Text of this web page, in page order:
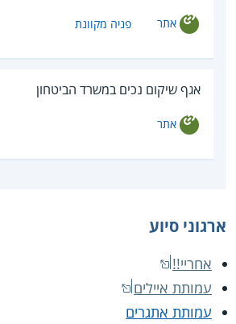
אתר פניה מקוונת
אגף שיקום נכים במשרד הביטחון
אתר
ארגוני סיוע
אחריי!!
עמותת איילים
עמותת אתגרים